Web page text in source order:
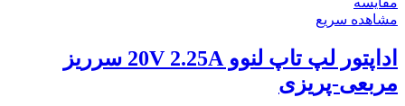
مشاهده سریع
اداپتور لپ تاپ لنوو 20V 2.25A سرریز
مربعی-پریزی